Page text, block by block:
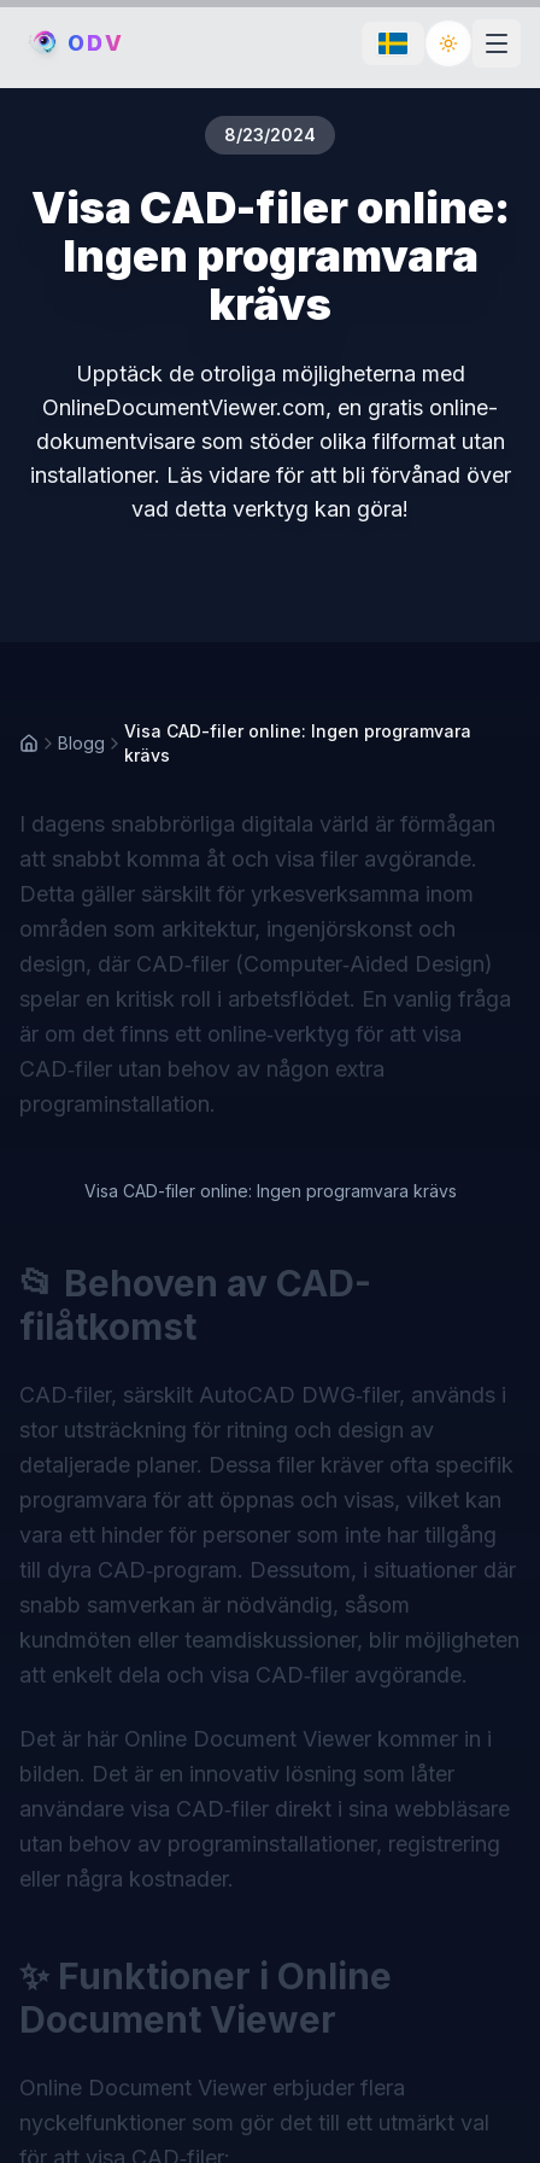
ODV Toggle
8/23/2024
Visa CAD-filer online:
Ingen programvara
krävs
Upptäck de otroliga möjligheterna med
OnlineDocumentViewer.com, en gratis online-
dokumentvisare som stöder olika filformat utan
installationer. Läs vidare för att bli förvånad över
vad detta verktyg kan göra!
Blogg
Visa CAD-filer online: Ingen programvara
krävs
I dagens snabbrörliga digitala värld är förmågan
att snabbt komma åt och visa filer avgörande.
Detta gäller särskilt för yrkesverksamma inom
områden som arkitektur, ingenjörskonst och
design, där CAD‑filer (Computer‑Aided Design)
spelar en kritisk roll i arbetsflödet. En vanlig fråga
är om det finns ett online‑verktyg för att visa
CAD‑filer utan behov av någon extra
programinstallation.
Visa CAD-filer online: Ingen programvara krävs
📂 Behoven av CAD-
filåtkomst
CAD‑filer, särskilt AutoCAD DWG‑filer, används i
stor utsträckning för ritning och design av
detaljerade planer. Dessa filer kräver ofta specifik
programvara för att öppnas och visas, vilket kan
vara ett hinder för personer som inte har tillgång
till dyra CAD‑program. Dessutom, i situationer där
snabb samverkan är nödvändig, såsom
kundmöten eller teamdiskussioner, blir möjligheten
att enkelt dela och visa CAD‑filer avgörande.
Det är här Online Document Viewer kommer in i
bilden. Det är en innovativ lösning som låter
användare visa CAD‑filer direkt i sina webbläsare
utan behov av programinstallationer, registrering
eller några kostnader.
✨ Funktioner i Online
Document Viewer
Online Document Viewer erbjuder flera
nyckelfunktioner som gör det till ett utmärkt val
för att visa CAD‑filer: